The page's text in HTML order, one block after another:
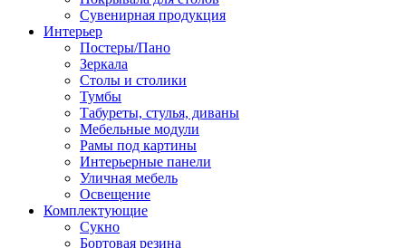
Сувенирная продукция
Интерьер
Постеры/Пано
Зеркала
Столы и столики
Тумбы
Табуреты, стулья, диваны
Мебельные модули
Рамы под картины
Интерьерные панели
Уличная мебель
Освещение
Комплектующие
Сукно
Бортовая резина